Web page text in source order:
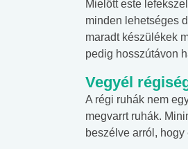
Mielőtt este
minden lehetséges
maradt készülékek
pedig hosszútávon
Vegyél
A régi ruhák nem
megvarrt ruhák.
beszélve arról,